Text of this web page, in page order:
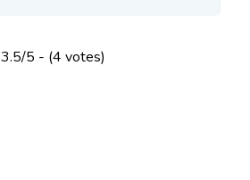
3.5/5 - (4 votes)